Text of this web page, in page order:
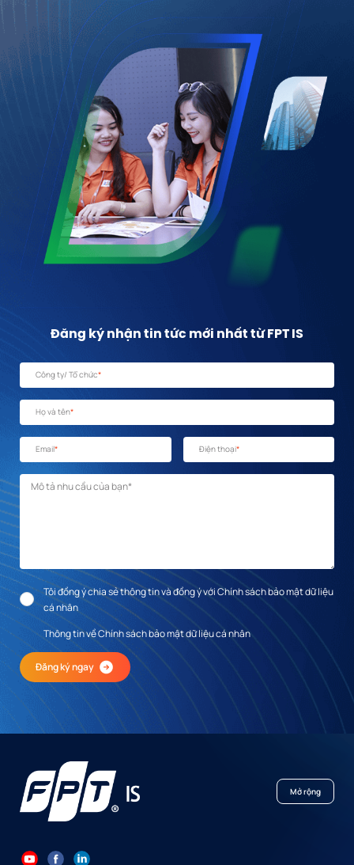
Đăng ký nhận tin tức mới nhất từ FPT IS
Công ty/ Tổ chức*
Họ và tên*
Email* Điện thoại*
Mô tả nhu cầu *
Tôi đồng ý chia sẻ thông tin và đồng ý với Chính sách bảo mật dữ liệu
cá nhân
Thông tin về Chính sách bảo mật dữ liệu cá nhân
Đăng ký ngay
Mở rộng